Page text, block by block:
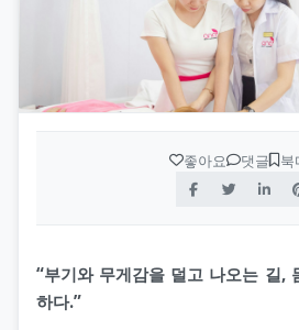
좋아요 댓글 북
“부기와 무게감을 덜고 나오는 길,
하다.”